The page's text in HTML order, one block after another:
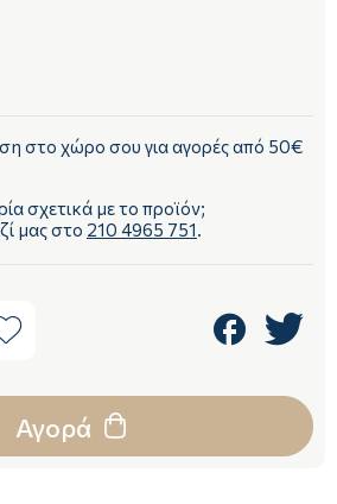
στο χώρο σου για αγορές από 50€
σχετικά με το προϊόν;
μας στο 210 4965 751.
Αγορά